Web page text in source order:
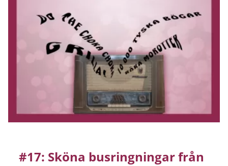
#17: Sköna busringningar från